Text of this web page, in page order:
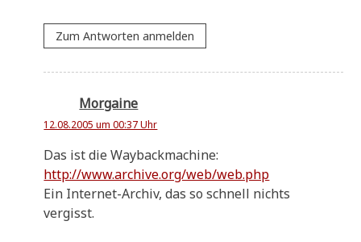
Zum Antworten anmelden
Morgaine
12.08.2005 um 00:37 Uhr
Das ist die Waybackmachine:
http://www.archive.org/web/web.php
Ein Inter­net-Archiv, das so schnell nichts
vergisst.